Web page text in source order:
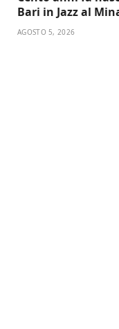
Bari in Jazz al
AGOSTO 5, 2026